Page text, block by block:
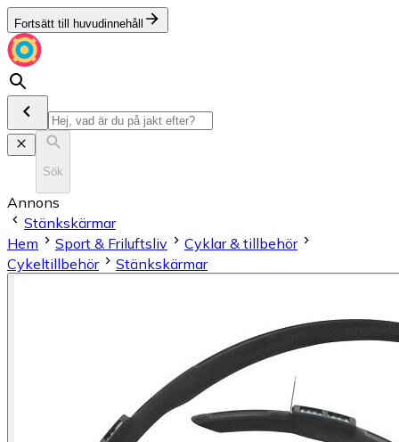
Fortsätt till huvudinnehåll
Sök
Annons
Stänkskärmar
Hem
Sport & Friluftsliv
Cyklar & tillbehör
Cykeltillbehör
Stänkskärmar